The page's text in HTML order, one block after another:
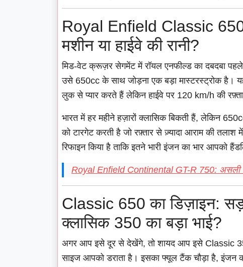
Royal Enfield Classic
मशीन या हाईवे की रानी?
मिड-वेट क्रूज़र सेगमेंट में रॉयल एनफील्ड का दबदबा
उसे 650cc के साथ जोड़ना एक बड़ा मास्टरस्ट्रोक है।
लुक से प्यार करते हैं लेकिन हाईवे पर 120 km/h की
भारत में हर महीने हज़ारों क्लासिक बिकती हैं, लेकिन
को टारगेट करती है जो रफ़्तार से ज़्यादा आराम की
रिफाइन किया है ताकि इतने भारी इंजन का भार आपको
Royal Enfield Continental GT-R 750: असली
Classic 650 का डिज़ाइन:
क्लासिक 350 का बड़ा भाई?
अगर आप इसे दूर से देखेंगे, तो शायद आप इसे Classic
साइज आपको डराता है। इसका फ्यूल टैंक चौड़ा है, इंजन